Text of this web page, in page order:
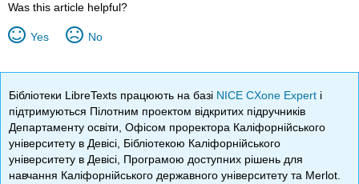
Was this article helpful?
Yes No
Бібліотеки LibreTexts працюють на базі NICE CXone Expert і
підтримуються Пілотним проектом відкритих підручників
Департаменту освіти, Офісом проректора Каліфорнійського
університету в Девісі, Бібліотекою Каліфорнійського
університету в Девісі, Програмою доступних рішень для
навчання Каліфорнійського державного університету та Merlot.